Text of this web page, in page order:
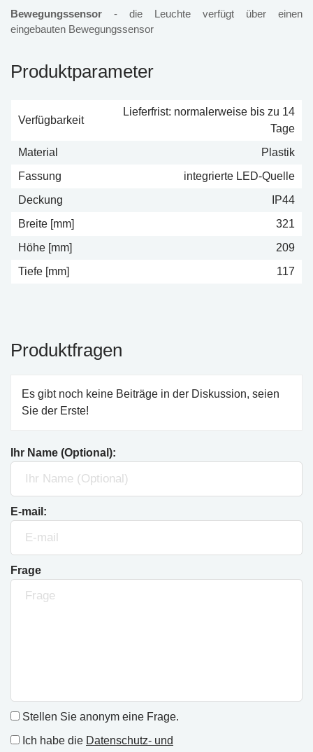
Bewegungssensor - die Leuchte verfügt über einen
eingebauten Bewegungssensor
Produktparameter
Verfügbarkeit
Lieferfrist: normalerweise bis zu 14
Tage
Material
Plastik
Fassung
integrierte LED-Quelle
Deckung
IP44
Breite [mm]
321
Höhe [mm]
209
Tiefe [mm]
117
Produktfragen
Es gibt noch keine Beiträge in der Diskussion, seien
Sie der Erste!
Ihr Name (Optional):
E-mail:
Frage
Stellen Sie anonym eine Frage.
Ich habe die Datenschutz- und